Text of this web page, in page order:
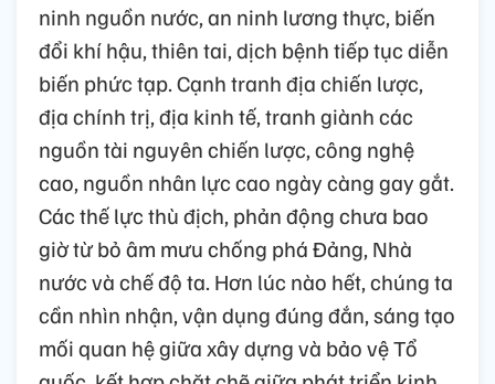
ninh nguồn nước, an ninh lương thực, biến
đổi khí hậu, thiên tai, dịch bệnh tiếp tục diễn
biến phức tạp. Cạnh tranh địa chiến lược,
địa chính trị, địa kinh tế, tranh giành các
nguồn tài nguyên chiến lược, công nghệ
cao, nguồn nhân lực cao ngày càng gay gắt.
Các thế lực thù địch, phản động chưa bao
giờ từ bỏ âm mưu chống phá Đảng, Nhà
nước và chế độ ta. Hơn lúc nào hết, chúng ta
cần nhìn nhận, vận dụng đúng đắn, sáng tạo
mối quan hệ giữa xây dựng và bảo vệ Tổ